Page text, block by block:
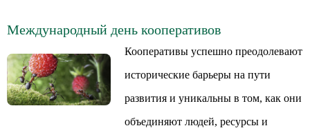
Международный день кооперативов
Кооперативы успешно преодолевают
исторические барьеры на пути
развития и уникальны в том, как они
объединяют людей, ресурсы и